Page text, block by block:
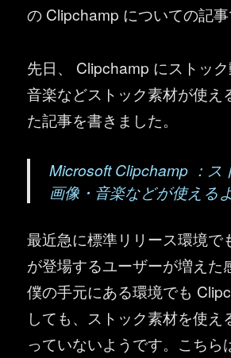
の Clipchamp についての記事
先日、 Clipchamp にストック
音楽などストック素材が使え
た記事を書きました。
Microsoft Clipchamp ：ス
画像・音楽などが使える
最近急に標準リリース環境で
が登場するユーザーが増えた
僕の手元にある環境でも
しても、ストック素材を使え
っていないようです。こちら